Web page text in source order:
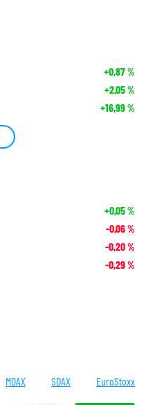
+0,87%
+2,05%
+16,99%
+0,05%
-0,06%
-0,20%
-0,29%
MDAX SDAX EuroStoxx